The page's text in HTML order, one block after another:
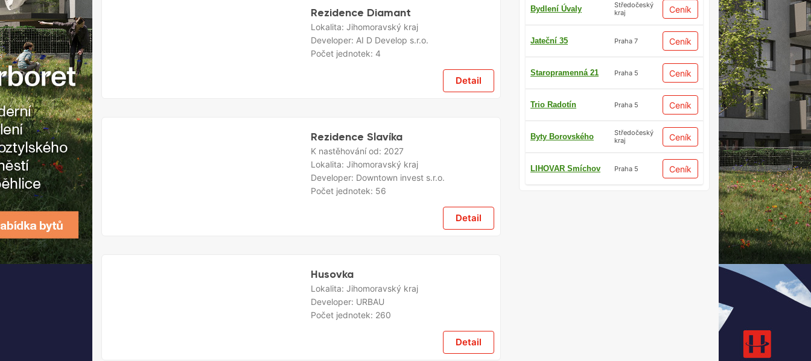
Bydlení Úvaly
Středočeský
kraj
Ceník
Jateční 35 Praha 7 Ceník
Staropramenná 21 Praha 5 Ceník
Trio Radotín Praha 5 Ceník
Byty Borovského
Středočeský
kraj
Ceník
LIHOVAR Smíchov Praha 5 Ceník
Rezidence Diamant
Lokalita:Jihomoravský kraj
Developer: AI D Develop s.r.o.
Počet jednotek:4
Detail
Rezidence Slavíka
K nastěhování od: 2027
Lokalita:Jihomoravský kraj
Developer: Downtown invest s.r.o.
Počet jednotek: 56
Detail
Husovka
Lokalita:Jihomoravský kraj
Developer: URBAU
Počet jednotek: 260
Detail